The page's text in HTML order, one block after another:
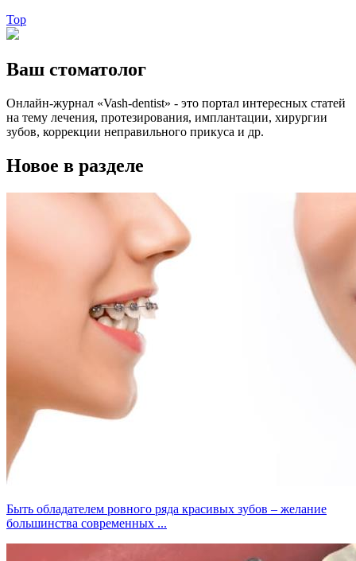
Top
Ваш стоматолог
Онлайн-журнал «Vash-dentist» - это портал интересных статей
на тему лечения, протезирования, имплантации, хирургии
зубов, коррекции неправильного прикуса и др.
Новое в разделе
Быть обладателем ровного ряда красивых зубов – желание
большинства современных ...